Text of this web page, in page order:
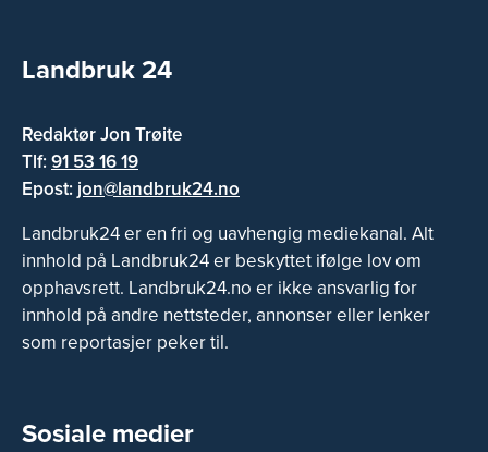
Landbruk 24
Redaktør Jon Trøite
Tlf:91 53 16 19
Epost: jon@landbruk24.no
Landbruk24 er en fri og uavhengig mediekanal. Alt
innhold på Landbruk24 er beskyttet ifølge lov om
opphavsrett. Landbruk24.no er ikke ansvarlig for
innhold på andre nettsteder, annonser eller lenker
som reportasjer peker til.
Sosiale medier